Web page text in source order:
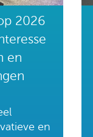
2026
en
en